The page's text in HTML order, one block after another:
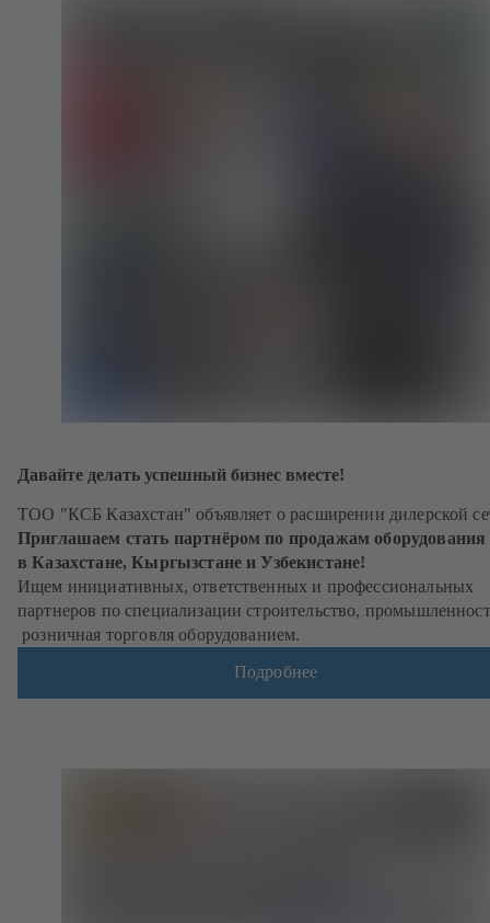
Давайте делать успешный бизнес вместе!
ТОО "КСБ Казахстан" объявляет о расширении дилерской
Приглашаем стать партнёром по продажам оборудования
в Казахстане, Кыргызстане и Узбекистане!
Ищем инициативных, ответственных и профессиональных
партнеров по специализации строительство,
розничная торговля оборудованием.
Подробнее